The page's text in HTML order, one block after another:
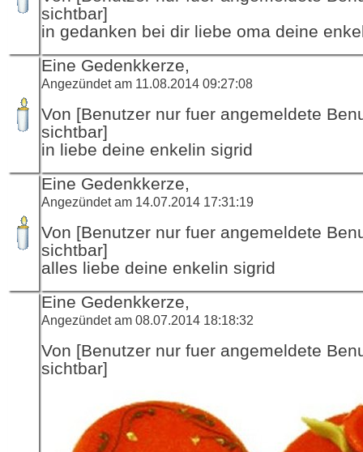
sichtbar]
in gedanken bei dir liebe oma deine
Eine Gedenkkerze,
Angezündet am 11.08.2014 09:27:08
Von [Benutzer nur fuer angemeldete
sichtbar]
in liebe deine enkelin sigrid
Eine Gedenkkerze,
Angezündet am 14.07.2014 17:31:19
Von [Benutzer nur fuer angemeldete
sichtbar]
alles liebe deine enkelin sigrid
Eine Gedenkkerze,
Angezündet am 08.07.2014 18:18:32
Von [Benutzer nur fuer angemeldete
sichtbar]